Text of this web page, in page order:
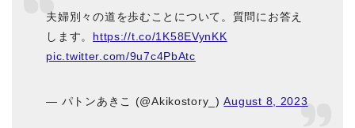
夫婦別々の道を歩むことについて。質問にお答え
します。 https://t.co/1K58EVynKK
pic.twitter.com/9u7c4PbAtc
— パトンあきこ (@Akikostory_)August 8, 2023